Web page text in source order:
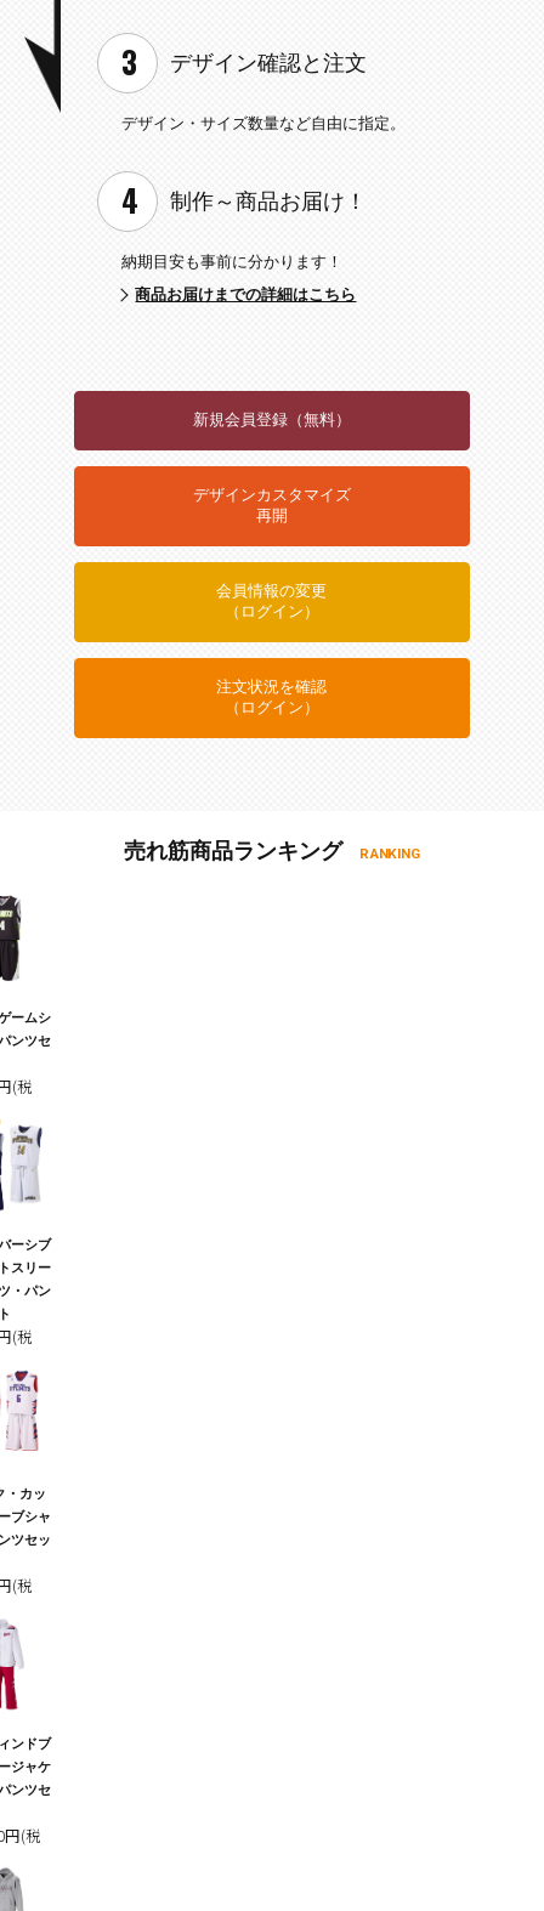
デザイン確認と注文
デザイン・サイズ数量など自由に指定。
制作～商品お届け！
納期目安も事前に分かります！
商品お届けまでの詳細はこちら
新規会員登録（無料）
デザインカスタマイズ
再開
会員情報の変更
（ログイン）
注文状況を確認
（ログイン）
売れ筋商品ランキング RANKING
ームシ
ンツセ
(税
ーシブ
スリー
・パン
(税
・カッ
ブシャ
ツセッ
(税
ンドブ
ジャケ
ンツセ
円(税